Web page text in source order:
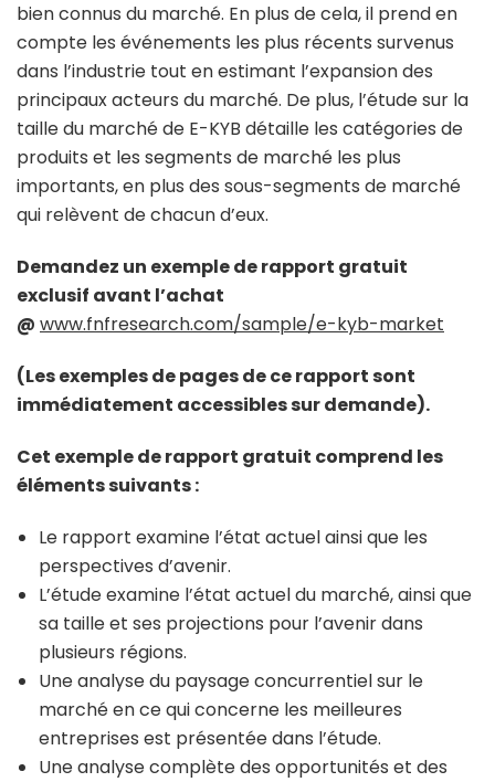
bien connus du marché. En plus de cela, il prend en
compte les événements les plus récents survenus
dans l’industrie tout en estimant l’expansion des
principaux acteurs du marché. De plus, l’étude sur la
taille du marché de E-KYB détaille les catégories de
produits et les segments de marché les plus
importants, en plus des sous-segments de marché
qui relèvent de chacun d’eux.
Demandez un exemple de rapport gratuit
exclusif avant l’achat
@ www.fnfresearch.com/sample/e-kyb-market
(Les exemples de pages de ce rapport sont
immédiatement accessibles sur demande).
Cet exemple de rapport gratuit comprend les
éléments suivants :
Le rapport examine l’état actuel ainsi que les
perspectives d’avenir.
L’étude examine l’état actuel du marché, ainsi que
sa taille et ses projections pour l’avenir dans
plusieurs régions.
Une analyse du paysage concurrentiel sur le
marché en ce qui concerne les meilleures
entreprises est présentée dans l’étude.
Une analyse complète des opportunités et des